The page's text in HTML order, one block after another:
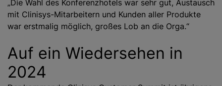
„Die Wahl des Konferenzhotels war sehr gut, Austausch
mit Clinisys-Mitarbeitern und Kunden aller Produkte
war erstmalig möglich, großes Lob an die Orga.“
Auf ein Wiedersehen in
2024